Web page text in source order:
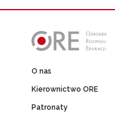
O nas
Kierownictwo ORE
Patronaty